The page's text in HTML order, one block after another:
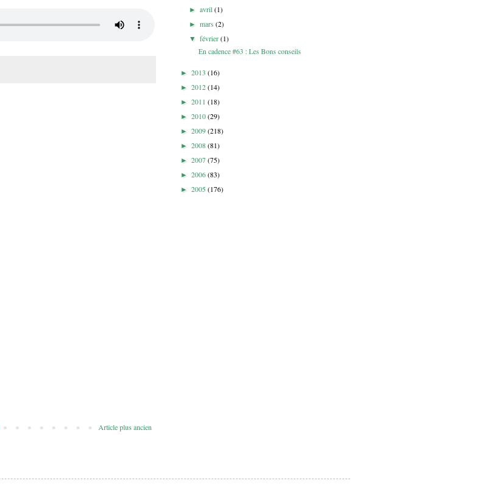
Article plus ancien
►avril(1)
►mars(2)
▼février(1)
En cadence #63 : Les Bons conseils
► 2013 (16)
► 2012(14)
► 2011 (18)
► 2010(29)
► 2009(218)
► 2008(81)
► 2007(75)
► 2006(83)
► 2005(176)